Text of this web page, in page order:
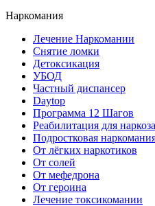
Наркомания
Лечение Наркомании
Снятие ломки
Детоксикация
УБОД
Частный диспансер
Daytop
Программа 12 Шагов
Реабилитация для
Подростковая
От лёгких наркотиков
От солей
От мефедрона
От героина
Лечение токсикомании